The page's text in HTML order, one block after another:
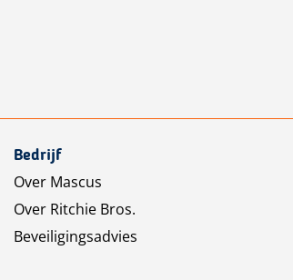
Bedrijf
Over Mascus
Over Ritchie Bros.
Beveiligingsadvies